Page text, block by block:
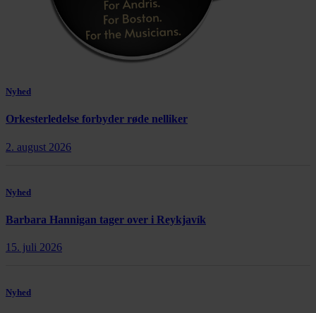
Nyhed
Orkesterledelse forbyder røde nelliker
2. august 2026
Nyhed
Barbara Hannigan tager over i Reykjavík
15. juli 2026
Nyhed